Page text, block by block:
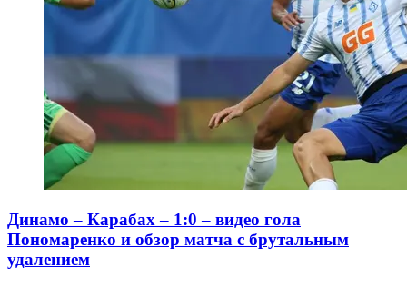
Динамо – Карабах – 1:0 – видео гола
Пономаренко и обзор матча с брутальным
удалением